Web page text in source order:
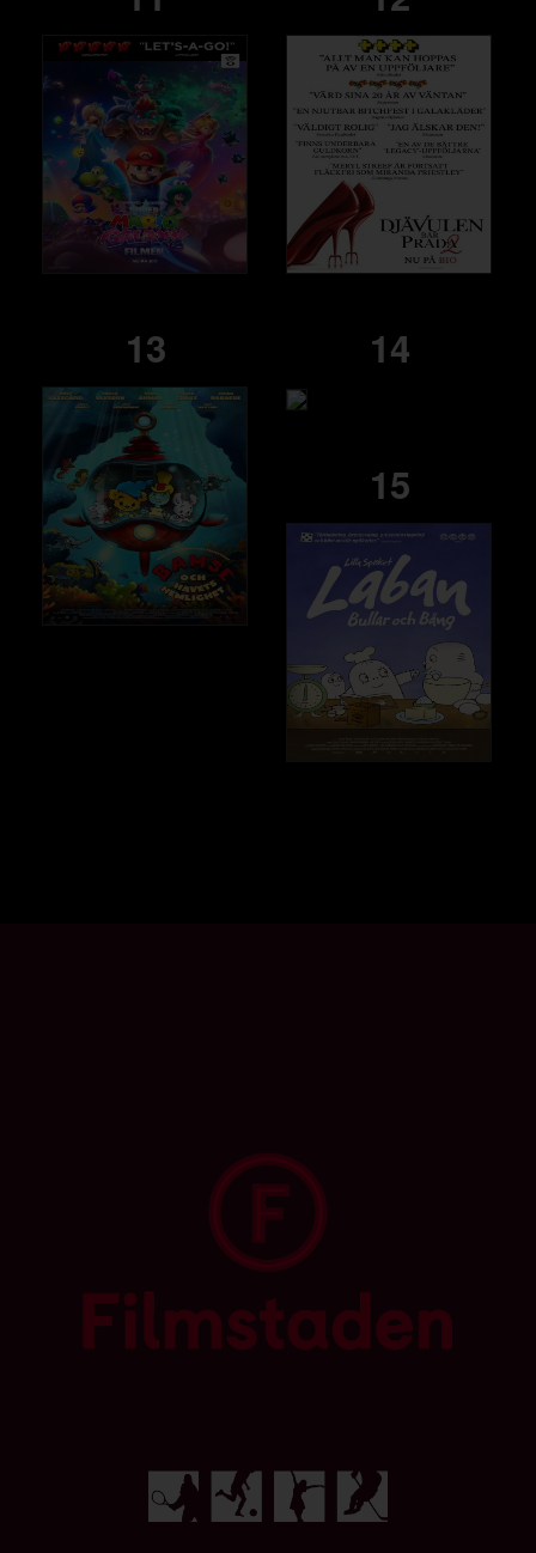
13 14
15